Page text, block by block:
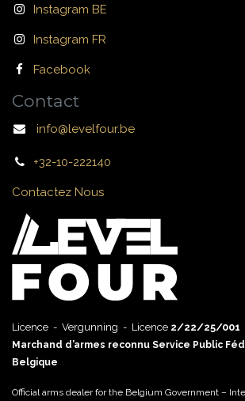
Instagram BE
Instagram FR
Facebook
Contact
info@levelfour.be
+32-10-222140
Contactez Nous
Licence - Vergunning - Licence 2/22/25/001
Marchand d’armes reconnu Service Public
Belgique
Official arms dealer for the Belgium Government –